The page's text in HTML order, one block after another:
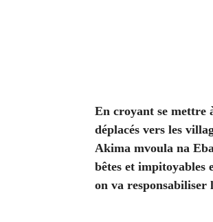
En croyant se mettre
déplacés vers les
Akima mvoula na
bêtes et impitoyables
on va